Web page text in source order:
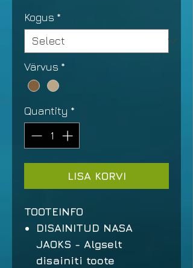
Kogus *
Värvus *
Quantity *
LISA KORVI
TOOTEINFO
DISAINITUD NASA
JAOKS - Algselt
disainiti toote